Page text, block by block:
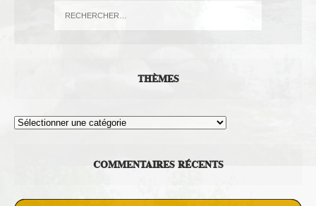
THÈMES
Thèmes
COMMENTAIRES RÉCENTS